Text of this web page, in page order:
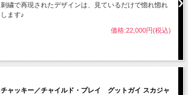
刺繍で再現されたデザインは、見ているだけで惚れ惚れ
します♪
価格:22,000円(税込)
チャッキー／チャイルド・プレイ グットガイ スカジャ